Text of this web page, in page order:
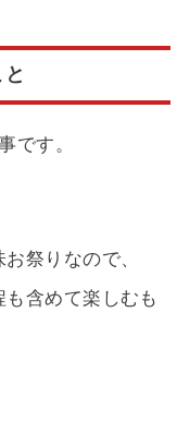
です。
祭りなので、
含めて楽しむも